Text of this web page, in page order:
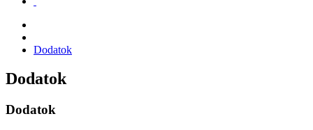
Dodatok
Dodatok
Dodatok